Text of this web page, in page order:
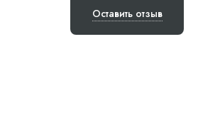
Оставить отзыв